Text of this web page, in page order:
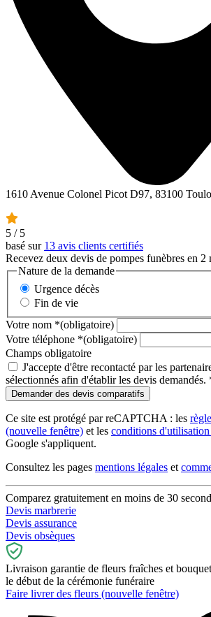
1610 Avenue Colonel Picot D97, 83100
5 / 5
basé sur 13 avis clients certifiés
Recevez deux devis de pompes funèbres en 2
Nature de la demande
Urgence décès
Fin de vie
Votre nom *(obligatoire)
Votre téléphone *(obligatoire)
Champs obligatoire
J'accepte d'être recontacté par les
sélectionnés afin d'établir les devis demandés.
Ce site est protégé par reCAPTCHA : les
(nouvelle fenêtre) et les conditions d'utilisation
Google s'appliquent.
Consultez les pages mentions légales et
Comparez gratuitement en moins de 30
Devis marbrerie
Devis assurance
Devis obsèques
Livraison garantie de fleurs fraîches et
le début de la cérémonie funéraire
Faire livrer des fleurs (nouvelle fenêtre)